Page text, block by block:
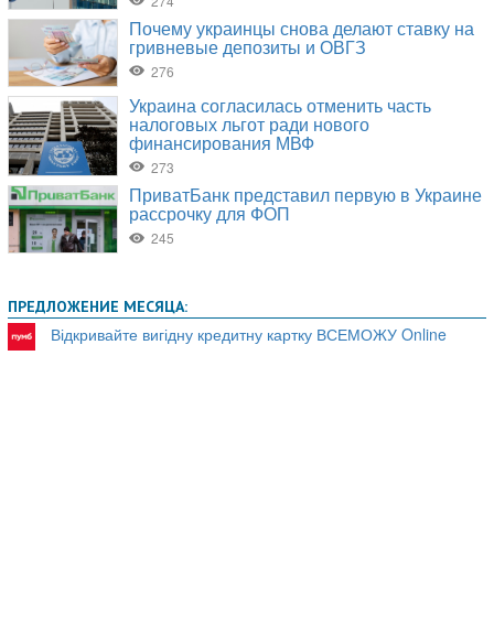
ПРЕДЛОЖЕНИЕ МЕСЯЦА:
Відкривайте вигідну кредитну картку ВСЕМОЖУ Online